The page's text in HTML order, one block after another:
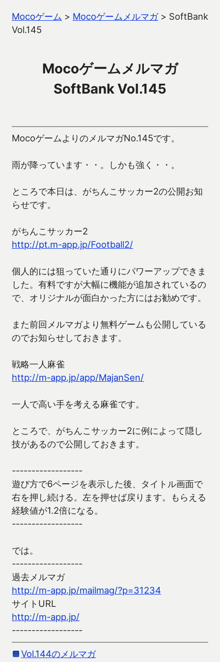
Mocoゲーム > Mocoゲームメルマガ> SoftBank
Vol.145
Mocoゲームメルマガ
SoftBank Vol.145
MocoゲームよりのメルマガNo.145です。
雨が降っています・・。しかも強く・・。
ところで本日は、がちんこサッカー2の公開お知
らせです。
がちんこサッカー2
http://pt.m-app.jp/Football2/
個人的には狙っていた通りにパワーアップできま
した。有料ですが大幅に機能が追加されているの
で、オリジナルが面白かった方にはお勧めです。
また前回メルマガより無料ゲームも公開している
のでお知らせしておきます。
戦略一人麻雀
http://m-app.jp/app/MajanSen/
一人で高い手を考える麻雀です。
ところで、がちんこサッカー2に例によって隠し
技があるので公開しておきます。
------------------
遊び方で6ページを表示した後、タイトル画面で
右を押し続ける。左を押せば戻ります。もらえる
経験値が1.2倍になる。
------------------
では。
------------------
過去メルマガ
http://m-app.jp/mailmag/?p=31234
サイトURL
http://m-app.jp/
------------------
Vol.144のメルマガ